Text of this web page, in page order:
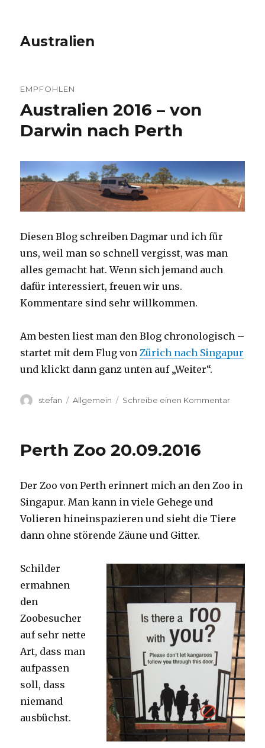
Australien
EMPFOHLEN
Australien 2016 – von
Darwin nach Perth
Diesen Blog schreiben Dagmar und ich für
uns, weil man so schnell vergisst, was man
alles gemacht hat. Wenn sich jemand auch
dafür interessiert, freuen wir uns.
Kommentare sind sehr willkommen.
Am besten liest man den Blog chronologisch –
startet mit dem Flug vonZürich nach Singapur
und klickt dann ganz unten auf „Weiter“.
Autor
stefan Kategorien
Allgemein Schreibe einen Kommentarzu
Perth
Perth Zoo 20.09.2016
Der Zoo von Perth erinnert mich an den Zoo in
Singapur. Man kann in viele Gehege und
Volieren hineinspazieren und sieht die Tiere
dann ohne störende Zäune und Gitter.
Schilder
ermahnen
den
Zoobesucher
auf sehr nette
Art, dass man
aufpassen
soll, dass
niemand
ausbüchst.